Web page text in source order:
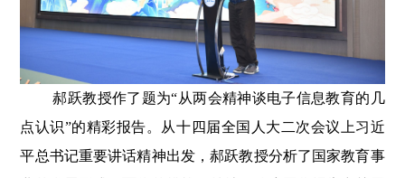
郝跃教授作了题为“从两会精神谈电子信息教育的几
点认识”的精彩报告。从十四届全国人大二次会议上习近
平总书记重要讲话精神出发，郝跃教授分析了国家教育事